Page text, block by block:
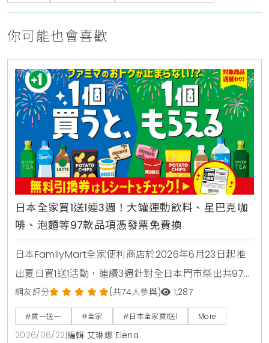
你可能也會喜歡
日本全家買1送1連3週！大罐運動飲料、星巴克咖
啡、泡麵等97款品項憑發票免費換
日本FamilyMart全家便利商店於2026年6月23日起推
出夏日買1送1活動，連續3週針對全日本門市祭出共97款
人氣商品，包含星巴克咖啡、大容量運動飲料、日清杯
麵及熱銷巧克力零食，消費者購買指定商品即可於隔週
憑發票免費兌換，是近期台灣讀者前往日本旅遊、自由
網友評分 (共74人參與) 1,287
#買一送一 #全家 #日本全家買1送1 More
2026/06/22 編輯 艾琳娜 Elena